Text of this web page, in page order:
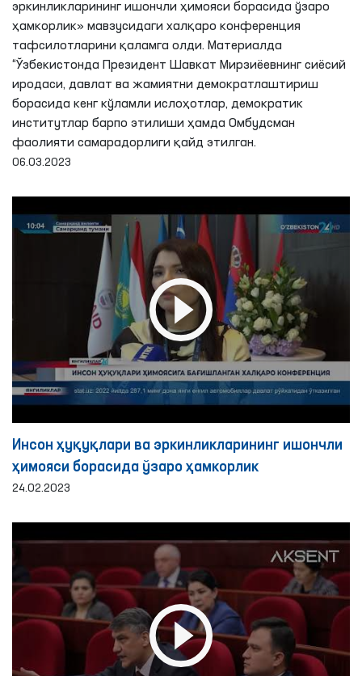
эркинликларининг ишончли ҳимояси борасида ўзаро
ҳамкорлик» мавзусидаги халқаро конференция
тафсилотларини қаламга олди. Mатериалда
“Ўзбекистонда Президент Шавкат Мирзиёевнинг сиёсий
иродаси, давлат ва жамиятни демократлаштириш
борасида кенг кўламли ислоҳотлар, демократик
институтлар барпо этилиши ҳамда Омбудсман
фаолияти самарадорлиги қайд этилган.
06.03.2023
Инсон ҳуқуқлари ва эркинликларининг ишончли
ҳимояси борасида ўзаро ҳамкорлик
24.02.2023